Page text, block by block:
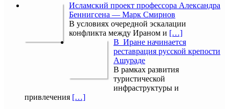
Исламский проект профессора Александра
Беннигсена — Марк Смирнов
В условиях очередной эскалации
конфликта между Ираном и […]
В Иране начинается
реставрация русской крепости
Ашураде
В рамках развития
туристической
инфраструктуры и
привлечения […]